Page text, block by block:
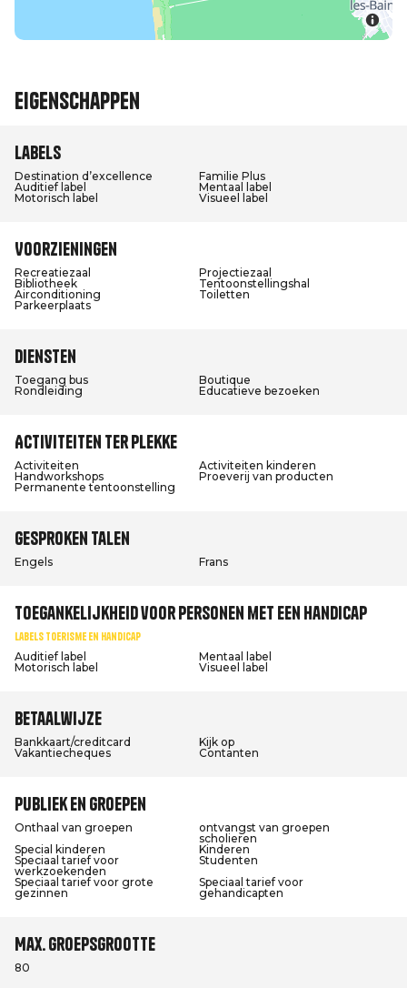
Eigenschappen
Labels
Destination d’excellence
Familie Plus
Auditief label
Mentaal label
Motorisch label
Visueel label
Voorzieningen
Recreatiezaal
Projectiezaal
Bibliotheek
Tentoonstellingshal
Airconditioning
Toiletten
Parkeerplaats
Diensten
Toegang bus
Boutique
Rondleiding
Educatieve bezoeken
Activiteiten ter plekke
Activiteiten
Activiteiten kinderen
Handworkshops
Proeverij van producten
Permanente tentoonstelling
Gesproken talen
Engels Frans
Toegankelijkheid voor personen met een handicap
Labels Toerisme en Handicap
Auditief label
Mentaal label
Motorisch label
Visueel label
Betaalwijze
Bankkaart/creditcard
Kijk op
Vakantiecheques
Contanten
Publiek en groepen
Onthaal van groepen
ontvangst van groepen
scholieren
Special kinderen
Kinderen
Speciaal tarief voor
werkzoekenden
Studenten
Speciaal tarief voor grote
gezinnen
Speciaal tarief voor
gehandicapten
Max. groepsgrootte
80